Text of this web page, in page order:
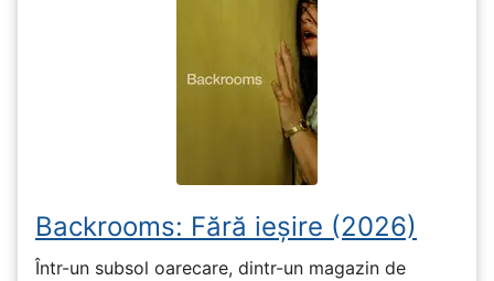
Backrooms: Fără ieșire (2026)
Într-un subsol oarecare, dintr-un magazin de